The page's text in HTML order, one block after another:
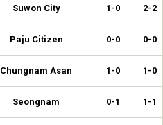
Suwon City 1-0 2-2
Paju Citizen 0-0 0-0
Chungnam Asan 1-0 1-0
Seongnam 0-1 1-1